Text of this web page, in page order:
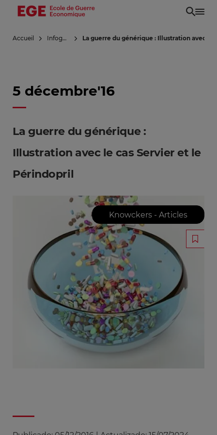
Aller
principal
Accueil Infoguerre La guerre du générique : Illustration avec le
5 décembre'16
La guerre du générique :
Illustration avec le cas Servier et le
Périndopril
Knowckers - Articles